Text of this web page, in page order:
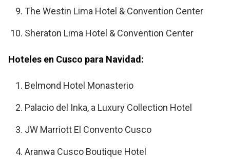
The Westin Lima Hotel & Convention Center
Sheraton Lima Hotel & Convention Center
Hoteles en Cusco para Navidad:
Belmond Hotel Monasterio
Palacio del Inka, a Luxury Collection Hotel
JW Marriott El Convento Cusco
Aranwa Cusco Boutique Hotel